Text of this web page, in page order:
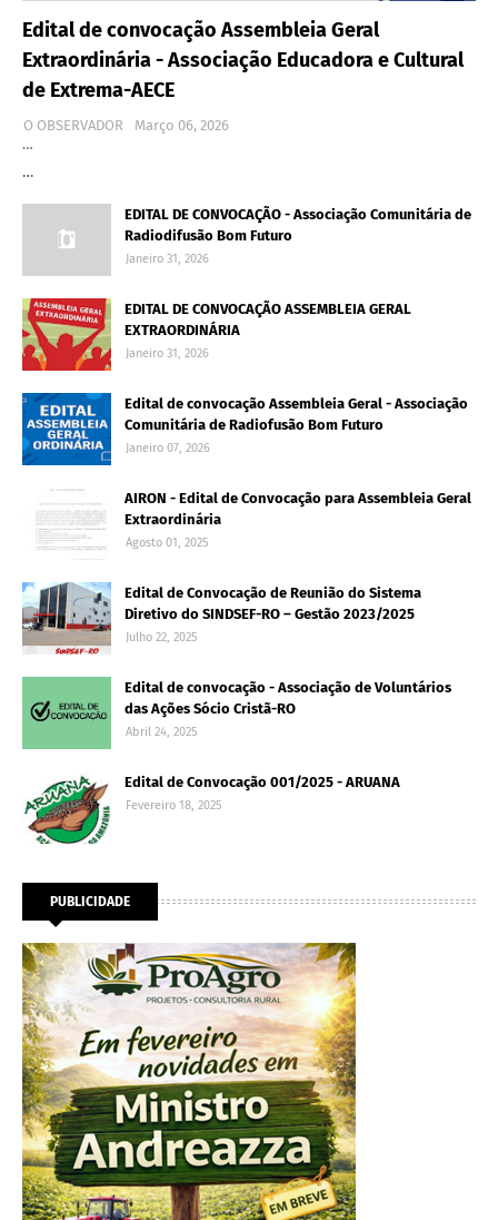
Edital de convocação Assembleia Geral
Extraordinária - Associação Educadora e Cultural
de Extrema-AECE
O OBSERVADOR
Março 06, 2026
…
…
EDITAL DE CONVOCAÇÃO - Associação Comunitária de
Radiodifusão Bom Futuro
Janeiro 31, 2026
EDITAL DE CONVOCAÇÃO ASSEMBLEIA GERAL
EXTRAORDINÁRIA
Janeiro 31, 2026
Edital de convocação Assembleia Geral - Associação
Comunitária de Radiofusão Bom Futuro
Janeiro 07, 2026
AIRON - Edital de Convocação para Assembleia Geral
Extraordinária
Agosto 01, 2025
Edital de Convocação de Reunião do Sistema
Diretivo do SINDSEF-RO – Gestão 2023/2025
Julho 22, 2025
Edital de convocação - Associação de Voluntários
das Ações Sócio Cristã-RO
Abril 24, 2025
Edital de Convocação 001/2025 - ARUANA
Fevereiro 18, 2025
PUBLICIDADE